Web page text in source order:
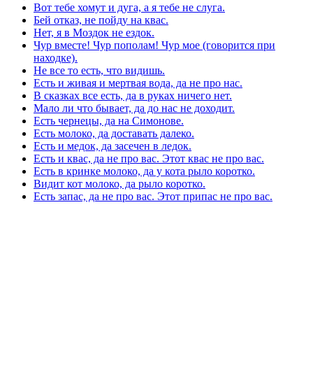
Вот тебе хомут и дуга, а я тебе не слуга.
Бей отказ, не пойду на квас.
Нет, я в Моздок не ездок.
Чур вместе! Чур пополам! Чур мое (говорится при
находке).
Не все то есть, что видишь.
Есть и живая и мертвая вода, да не про нас.
В сказках все есть, да в руках ничего нет.
Мало ли что бывает, да до нас не доходит.
Есть чернецы, да на Симонове.
Есть молоко, да доставать далеко.
Есть и медок, да засечен в ледок.
Есть и квас, да не про вас. Этот квас не про вас.
Есть в кринке молоко, да у кота рыло коротко.
Видит кот молоко, да рыло коротко.
Есть запас, да не про вас. Этот припас не про вас.